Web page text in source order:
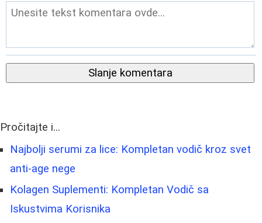
Slanje komentara
Pročitajte i...
Najbolji serumi za lice: Kompletan vodič kroz svet
anti-age nege
Kolagen Suplementi: Kompletan Vodič sa
Iskustvima Korisnika